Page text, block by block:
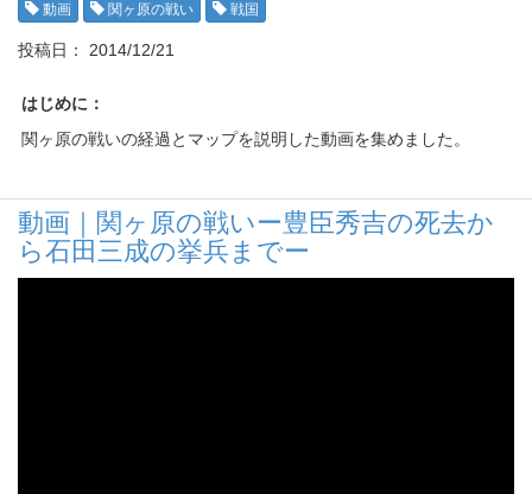
動画 関ヶ原の戦い 戦国
投稿日： 2014/12/21
はじめに：
関ヶ原の戦いの経過とマップを説明した動画を集めました。
動画｜関ヶ原の戦いー豊臣秀吉の死去か
ら石田三成の挙兵までー